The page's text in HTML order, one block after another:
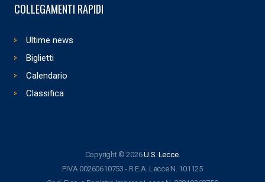
COLLEGAMENTI RAPIDI
Ultime news
Biglietti
Calendario
Classifica
Copyright © 2026U.S. Lecce.
P.IVA 00260610753 - R.E.A. Lecce N. 101125